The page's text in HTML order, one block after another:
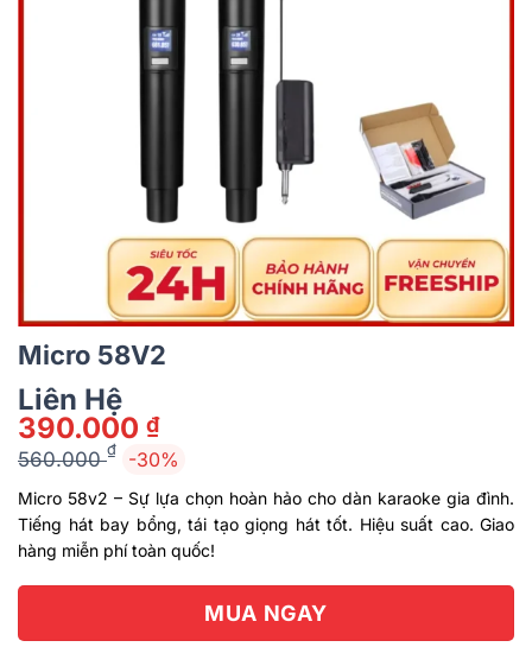
Micro 58V2
560.000₫ -30%
Giá
gốc
là:
560.000 ₫.
390.000 ₫
Giá
hiện
tại
là:
390.000 ₫.
Liên Hệ
Micro 58v2 – Sự lựa chọn hoàn hảo cho dàn karaoke gia đình.
Tiếng hát bay bổng, tái tạo giọng hát tốt. Hiệu suất cao. Giao
hàng miễn phí toàn quốc!
MUA NGAY